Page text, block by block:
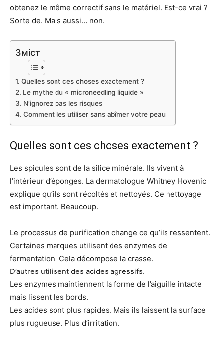
obtenez le même correctif sans le matériel. Est-ce vrai ?
Sorte de. Mais aussi… non.
Зміст
Quelles sont ces choses exactement ?
Le mythe du « microneedling liquide »
N’ignorez pas les risques
Comment les utiliser sans abîmer votre peau
Quelles sont ces choses exactement ?
Les spicules sont de la silice minérale. Ils vivent à
l’intérieur d’éponges. La dermatologue Whitney Hovenic
explique qu’ils sont récoltés et nettoyés. Ce nettoyage
est important. Beaucoup.
Le processus de purification change ce qu’ils ressentent.
Certaines marques utilisent des enzymes de
fermentation. Cela décompose la crasse.
D’autres utilisent des acides agressifs.
Les enzymes maintiennent la forme de l’aiguille intacte
mais lissent les bords.
Les acides sont plus rapides. Mais ils laissent la surface
plus rugueuse. Plus d’irritation.